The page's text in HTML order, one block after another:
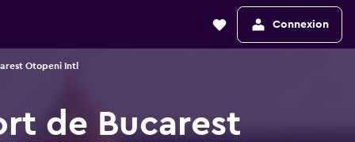
Connexion
Otopeni Intl
de Bucarest